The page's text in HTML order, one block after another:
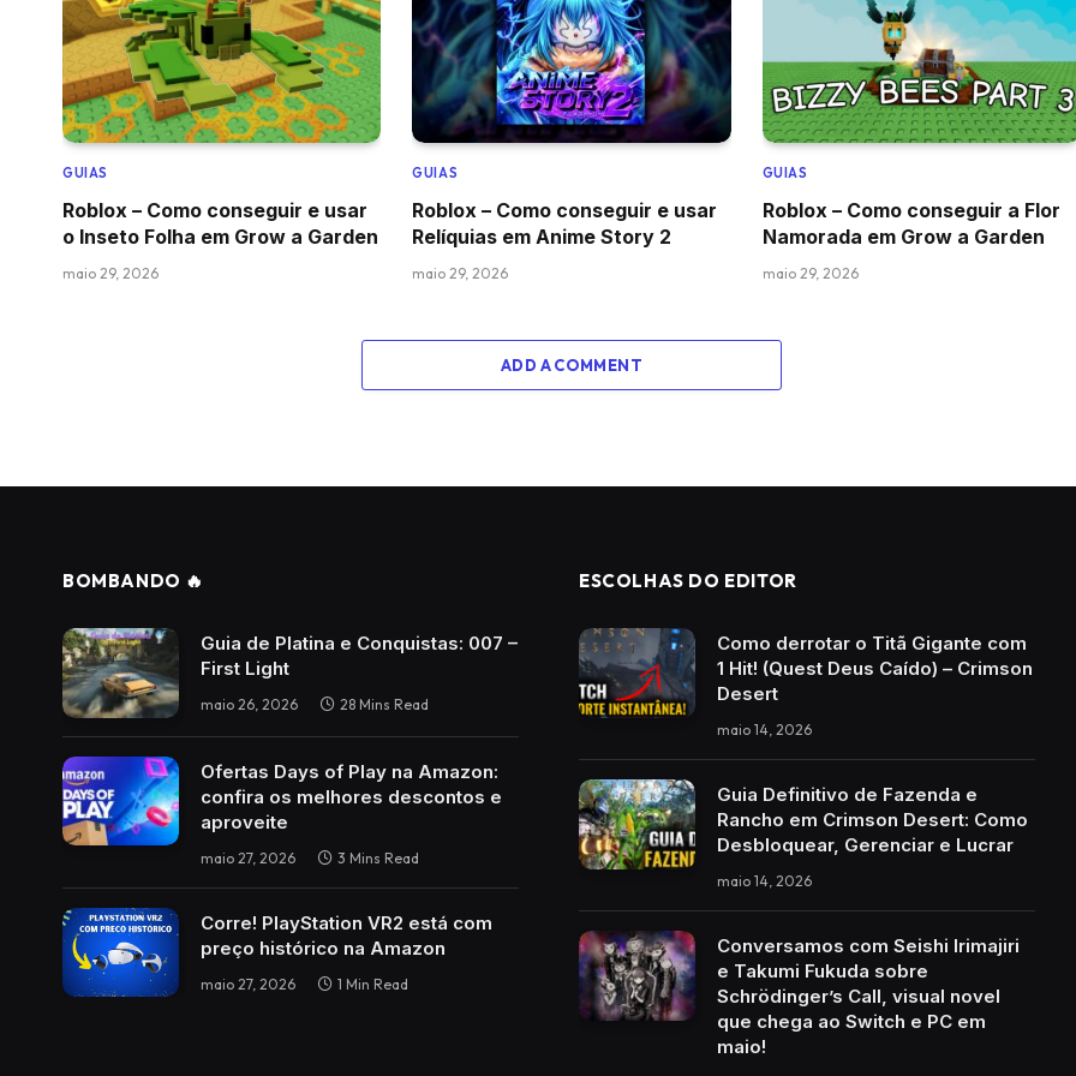
GUIAS
Roblox – Como conseguir e usar
o Inseto Folha em Grow a Garden
maio 29, 2026
GUIAS
Roblox – Como conseguir e usar
Relíquias em Anime Story 2
maio 29, 2026
GUIAS
Roblox – Como conseguir a Flor
Namorada em Grow a Garden
maio 29, 2026
ADD A COMMENT
BOMBANDO 🔥
Guia de Platina e Conquistas: 007 –
First Light
maio 26, 2026 28 Mins Read
Ofertas Days of Play na Amazon:
confira os melhores descontos e
aproveite
maio 27, 2026 3 Mins Read
Corre! PlayStation VR2 está com
preço histórico na Amazon
maio 27, 2026 1 Min Read
ESCOLHAS DO EDITOR
Como derrotar o Titã Gigante com
1 Hit! (Quest Deus Caído) – Crimson
Desert
maio 14, 2026
Guia Definitivo de Fazenda e
Rancho em Crimson Desert: Como
Desbloquear, Gerenciar e Lucrar
maio 14, 2026
Conversamos com Seishi Irimajiri
e Takumi Fukuda sobre
Schrödinger’s Call, visual novel
que chega ao Switch e PC em
maio!